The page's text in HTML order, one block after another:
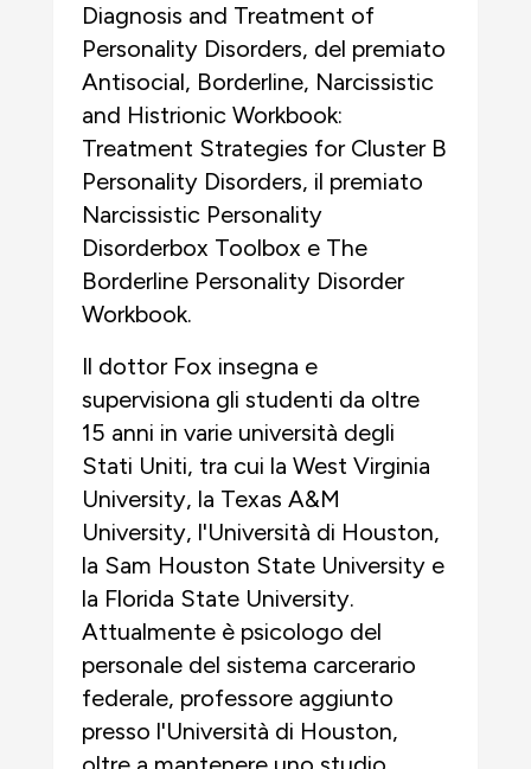
Diagnosis and Treatment of
Personality Disorders, del premiato
Antisocial, Borderline, Narcissistic
and Histrionic Workbook:
Treatment Strategies for Cluster B
Personality Disorders, il premiato
Narcissistic Personality
Disorderbox Toolbox e The
Borderline Personality Disorder
Workbook.
Il dottor Fox insegna e
supervisiona gli studenti da oltre
15 anni in varie università degli
Stati Uniti, tra cui la West Virginia
University, la Texas A&M
University, l'Università di Houston,
la Sam Houston State University e
la Florida State University.
Attualmente è psicologo del
personale del sistema carcerario
federale, professore aggiunto
presso l'Università di Houston,